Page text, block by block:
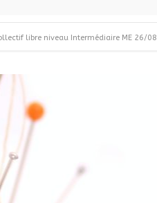
libre niveau Intermédiaire ME 26/08